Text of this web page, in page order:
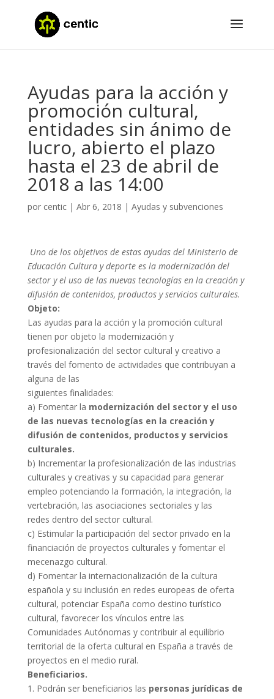
Ayudas para la acción y
promoción cultural,
entidades sin ánimo de
lucro, abierto el plazo
hasta el 23 de abril de
2018 a las 14:00
por centic| Abr 6, 2018 | Ayudas y subvenciones
Uno de los objetivos de estas ayudas del Ministerio de
Educación Cultura y deporte es la modernización del
sector y el uso de las nuevas tecnologías en la creación y
difusión de contenidos, productos y servicios culturales.
Objeto:
Las ayudas para la acción y la promoción cultural
tienen por objeto la modernización y
profesionalización del sector cultural y creativo a
través del fomento de actividades que contribuyan a
alguna de las
siguientes finalidades:
a) Fomentar la modernización del sector y el uso
de las nuevas tecnologías en la creación y
difusión de contenidos, productos y servicios
culturales.
b) Incrementar la profesionalización de las industrias
culturales y creativas y su capacidad para generar
empleo potenciando la formación, la integración, la
vertebración, las asociaciones sectoriales y las
redes dentro del sector cultural.
c) Estimular la participación del sector privado en la
financiación de proyectos culturales y fomentar el
mecenazgo cultural.
d) Fomentar la internacionalización de la cultura
española y su inclusión en redes europeas de oferta
cultural, potenciar España como destino turístico
cultural, favorecer los vínculos entre las
Comunidades Autónomas y contribuir al equilibrio
territorial de la oferta cultural en España a través de
proyectos en el medio rural.
Beneficiarios.
1. Podrán ser beneficiarios las personas jurídicas de